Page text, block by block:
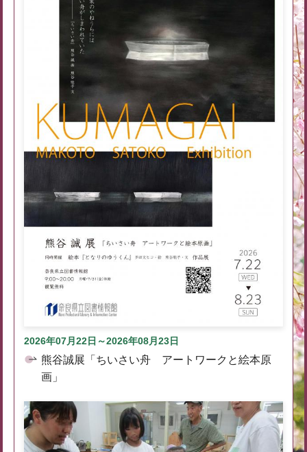
2026年07月22日～2026年08月23日
熊谷誠展「ちいさい舟 アートワークと絵本原
画」